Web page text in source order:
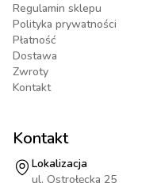
Regulamin sklepu
Polityka prywatności
Płatność
Dostawa
Zwroty
Kontakt
Kontakt
Lokalizacja
ul. Ostrołęcka 25